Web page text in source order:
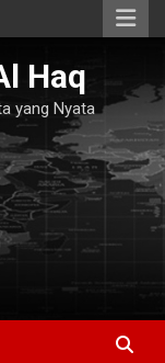
Haq
yang Nyata